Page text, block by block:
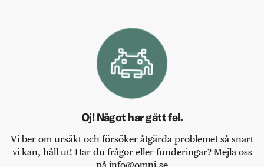
Oj! Något har gått fel.
Vi ber om ursäkt och försöker åtgärda problemet så snart
vi kan, håll ut! Har du frågor eller funderingar? Mejla oss